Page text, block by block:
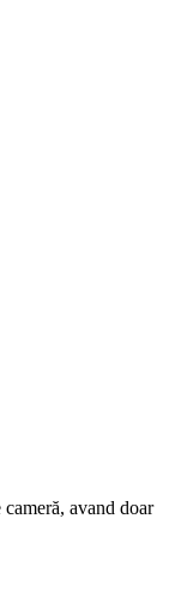
cameră, avand doar